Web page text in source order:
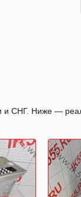
и СНГ. Ниже —